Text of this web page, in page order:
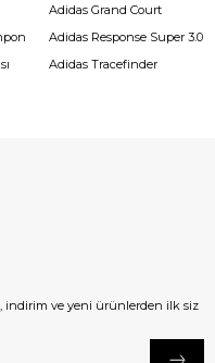
Adidas Grand Court
Adidas Response Super 3.0
Adidas Tracefinder
indirim ve yeni ürünlerden ilk siz